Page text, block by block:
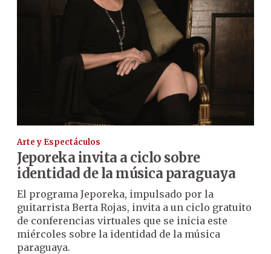
Arte y Espectáculos
Jeporeka invita a ciclo sobre
identidad de la música paraguaya
El programa Jeporeka, impulsado por la
guitarrista Berta Rojas, invita a un ciclo gratuito
de conferencias virtuales que se inicia este
miércoles sobre la identidad de la música
paraguaya.